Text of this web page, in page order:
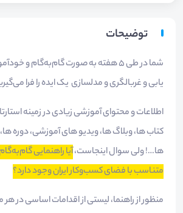
توضیحات
یابی و غربالگری و مدلسازی یک ایده را فرا
اطلاعات و محتوای آموزشی زیادی در زمینه
کتاب ها، وبلاگ ها، ویدیو های آموزشی، دوره ها،
ها…! ولی سوال اینجاست،آیا راهنمایی
متناسب با فضای کسب‌وکار ایران وجود دارد؟
منظور از راهنما، لیستی از اقدامات اساسی در هر